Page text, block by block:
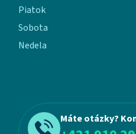
Piatok
Sobota
Nedela
Máte otázky?